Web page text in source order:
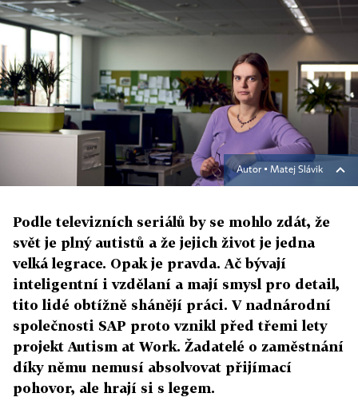
Autor ▪ Matej Slávik
Podle televizních seriálů by se mohlo zdát, že
svět je plný autistů a že jejich život je jedna
velká legrace. Opak je pravda. Ač bývají
inteligentní i vzdělaní a mají smysl pro detail,
tito lidé obtížně shánějí práci. V nadnárodní
společnosti SAP proto vznikl před třemi lety
projekt Autism at Work. Žadatelé o zaměstnání
díky němu nemusí absolvovat přijímací
pohovor, ale hrají si s legem.